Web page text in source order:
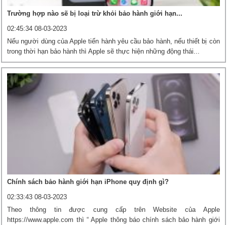
Trường hợp nào sẽ bị loại trừ khỏi bảo hành giới hạn...
02:45:34 08-03-2023
Nếu người dùng của Apple tiến hành yêu cầu bảo hành, nếu thiết bị còn
trong thời hạn bảo hành thì Apple sẽ thực hiện những động thái...
Chính sách bảo hành giới hạn iPhone quy định gì?
02:33:43 08-03-2023
Theo thông tin được cung cấp trên Website của Apple
https://www.apple.com thì “ Apple thông báo chính sách bảo hành giới